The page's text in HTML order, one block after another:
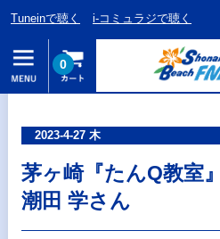
Tuneinで聴く i-コミュラジで聴く
0
2023-4-27 木
茅ヶ崎『たんQ教室
潮田 学さん